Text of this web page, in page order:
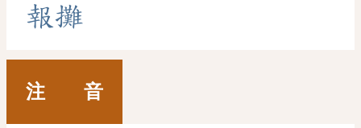
報攤
注 音